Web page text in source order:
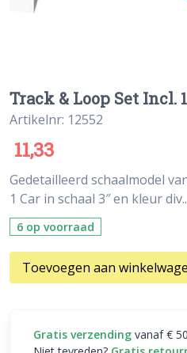
Track & Loop Set Incl.
Artikelnr: 12552
11,33
Gedetailleerd schaalmodel
1 Car in schaal 3″ en kleur div..
6 op voorraad
Toevoegen aan
Gratis verzending vanaf € 50